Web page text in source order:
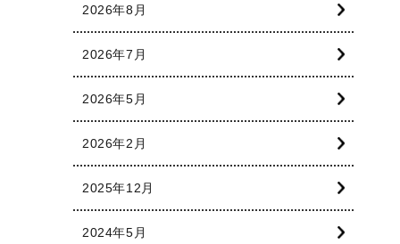
2026年8月
2026年7月
2026年5月
2026年2月
2025年12月
2024年5月